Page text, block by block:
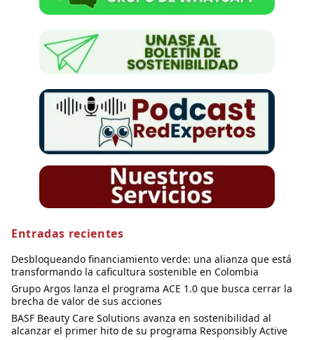
Entradas recientes
Desbloqueando financiamiento verde: una alianza que está
transformando la caficultura sostenible en Colombia
Grupo Argos lanza el programa ACE 1.0 que busca cerrar la
brecha de valor de sus acciones
BASF Beauty Care Solutions avanza en sostenibilidad al
alcanzar el primer hito de su programa Responsibly Active